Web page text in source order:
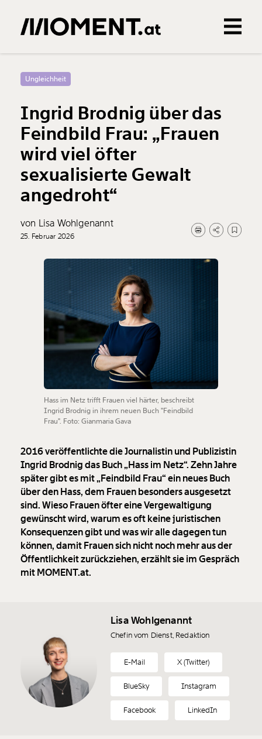
0Treffer
Ungleichheit
Ingrid Brodnig über das
Feindbild Frau: „Frauen
wird viel öfter
sexualisierte Gewalt
angedroht“
von Lisa Wohlgenannt
25. Februar 2026
Hass im Netz trifft Frauen viel härter, beschreibt
Ingrid Brodnig in ihrem neuen Buch "Feindbild
Frau". Foto: Gianmaria Gava
2016 veröffentlichte die Journalistin und Publizistin
Ingrid Brodnig das Buch „Hass im Netz“. Zehn Jahre
später gibt es mit „Feindbild Frau“ ein neues Buch
über den Hass, dem Frauen besonders ausgesetzt
sind. Wieso Frauen öfter eine Vergewaltigung
gewünscht wird, warum es oft keine juristischen
Konsequenzen gibt und was wir alle dagegen tun
können, damit Frauen sich nicht noch mehr aus der
Öffentlichkeit zurückziehen, erzählt sie im Gespräch
mit MOMENT.at.
Lisa Wohlgenannt
Chefin vom Dienst, Redaktion
E-Mail X (Twitter)
BlueSky Instagram
Facebook LinkedIn